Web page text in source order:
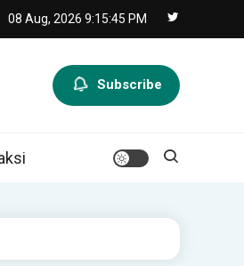
08 Aug, 2026 9:15:46 PM
Subscribe